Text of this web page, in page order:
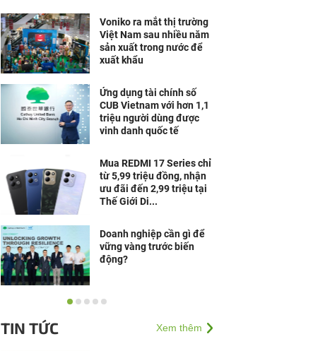
Voniko ra mắt thị trường
Việt Nam sau nhiều năm
sản xuất trong nước để
xuất khẩu
Ứng dụng tài chính số
CUB Vietnam với hơn 1,1
triệu người dùng được
vinh danh quốc tế
Mua REDMI 17 Series chỉ
từ 5,99 triệu đồng, nhận
ưu đãi đến 2,99 triệu tại
Thế Giới Di...
Doanh nghiệp cần gì để
vững vàng trước biến
động?
Trung tâm Y khoa
nghĩa cử đẹp vì cộng
TIN TỨC Xem thêm